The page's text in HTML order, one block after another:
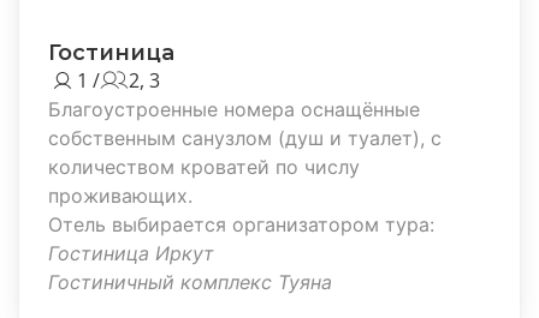
Гостиница
1 /
2, 3
Благоустроенные номера оснащённые
собственным санузлом (душ и туалет), с
количеством кроватей по числу
проживающих.
Отель выбирается организатором тура:
Гостиница Иркут
Гостиничный комплекс Туяна